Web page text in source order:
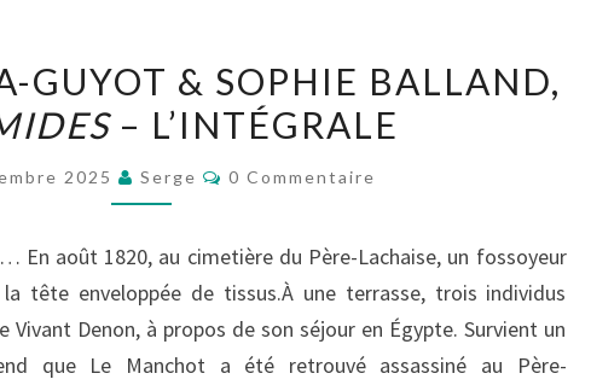
QUELLA-
GUYOT
SOPHIE
PYRAMIDES
–
L’INTÉGRALE
GUYOT & SOPHIE BALLAND,
– L’INTÉGRALE
2025 Serge Commentaires
0 Commentaire
En août 1820, au cimetière du Père-Lachaise, un fossoyeur
tête enveloppée de tissus.À une terrasse, trois individus
Denon, à propos de son séjour en Égypte. Survient un
que Le Manchot a été retrouvé assassiné au Père-